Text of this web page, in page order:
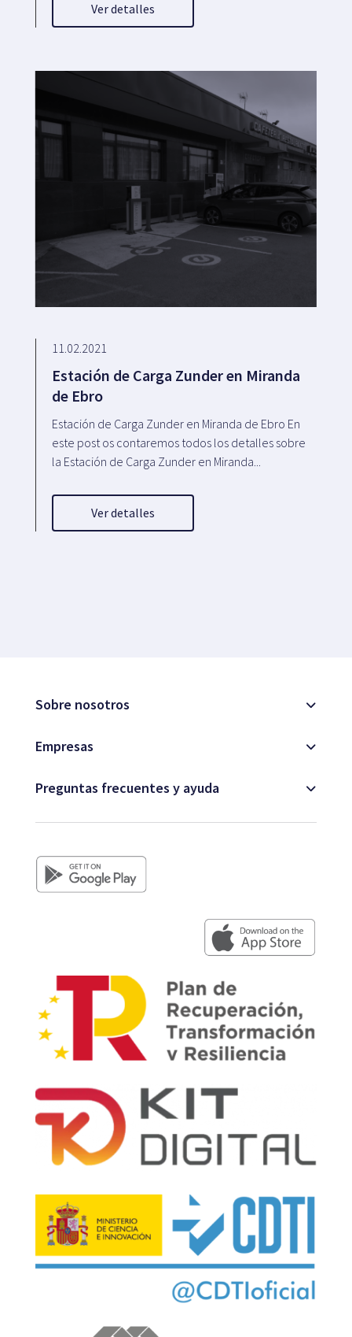
Ver detalles
11.02.2021
Estación de Carga Zunder en Miranda
de Ebro
Estación de Carga Zunder en Miranda de Ebro En
este post os contaremos todos los detalles sobre
la Estación de Carga Zunder en Miranda...
Ver detalles
Sobre nosotros
Empresas
Preguntas frecuentes y ayuda